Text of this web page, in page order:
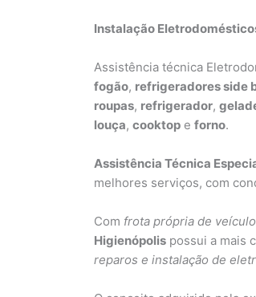
Instalação
Assistência técnica
fogão, refrigeradores side
roupas, refrigerador,
louça, cooktop e forno.
Assistência Técnica
melhores serviços, com
Com frota própria de
Higienópolis possui a mais
reparos e instalação de